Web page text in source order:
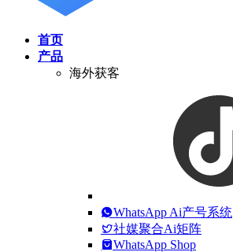
首页
产品
海外获客
WhatsApp Ai产号系统
社媒聚合Ai矩阵
WhatsApp Shop